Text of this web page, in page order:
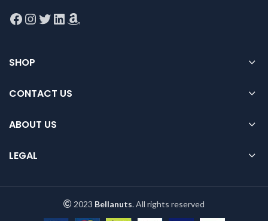
Facebook
Instagram
Twitter
LinkedIn
Amazon
SHOP
CONTACT US
ABOUT US
LEGAL
2023 Bellanuts. All rights reserved